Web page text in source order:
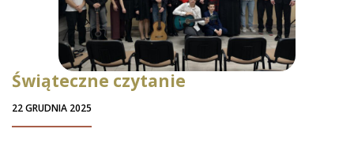
Świąteczne czytanie
22 GRUDNIA 2025